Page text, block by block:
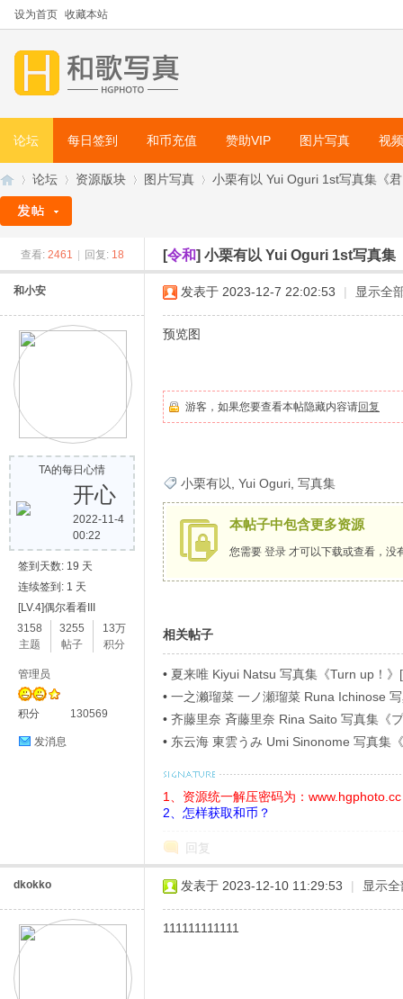
设为首页 收藏本站
论坛 每日签到 和币充值 赞助VIP 图片写真 视
»
论坛
›
资源版块 图片写真 小栗有以 Yui Oguri 1st写真集《
查看: 2461 回复: 18 [令和] 小栗有以 Yui Oguri 1st写真集
和小安
TA的每日心情
开心
2022-11-4
00:22
签到天数: 19 天
连续签到: 1 天
[LV.4]偶尔看看III
3158
主题
3255
帖子
13万
积分
管理员
积分 130569
发消息
发表于 2023-12-7 22:02:53 | 显示全
预览图
游客，如果您要查看本帖隐藏内容请回复
小栗有以 Yui Oguri 写真集
本帖子中包含更多资源
您需要 登录 才可以下载或查看，没
相关帖子
• 夏来唯 Kiyui Natsu 写真集《Turn up！》
• 一之濑瑠菜 一ノ瀬瑠菜 Runa Ichinose
ラビアＳＰ！４》[54P]
• 齐藤里奈 斉藤里奈 Rina Saito 写真集《
イ》[71P]
• 东云海 東雲うみ Umi Sinonome 写真集
1、资源统一解压密码为：www.hgphoto.cc
2、怎样获取和币？
回复
dkokko 发表于 2023-12-10 11:29:53 | 显示
111111111111